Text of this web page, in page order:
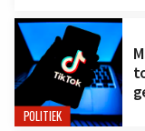
POLITIEK